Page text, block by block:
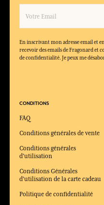
Quels produits composent
porte-savon et une crème
En inscrivant mon adresse email et
recevoir des emails de Fragonard et
de confidentialité. Je peux me
CONDITIONS
FAQ
Conditions générales de vente
Conditions générales
d'utilisation
Conditions Générales
d'utilisation de la carte cadeau
Politique de confidentialité